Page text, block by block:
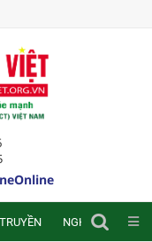
NGHIÊN CỨU